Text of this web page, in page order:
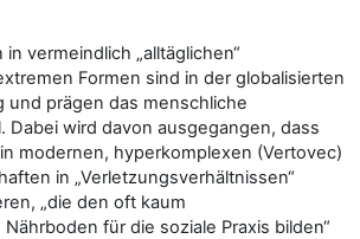
vermeindlich „alltäglichen“
Formen sind in der globalisierten
und prägen das menschliche
Dabei wird davon ausgegangen, dass
modernen, hyperkomplexen (Vertovec)
in „Verletzungsverhältnissen“
„die den oft kaum
für die soziale Praxis bilden“